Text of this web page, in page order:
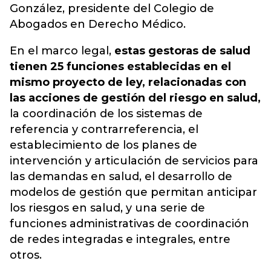
González, presidente del Colegio de
Abogados en Derecho Médico.
En el marco legal, estas gestoras de salud
tienen 25 funciones establecidas en el
mismo proyecto de ley, relacionadas con
las acciones de gestión del riesgo en salud,
la coordinación de los sistemas de
referencia y contrarreferencia, el
establecimiento de los planes de
intervención y articulación de servicios para
las demandas en salud, el desarrollo de
modelos de gestión que permitan anticipar
los riesgos en salud, y una serie de
funciones administrativas de coordinación
de redes integradas e integrales, entre
otros.